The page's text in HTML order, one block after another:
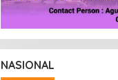
NASIONAL